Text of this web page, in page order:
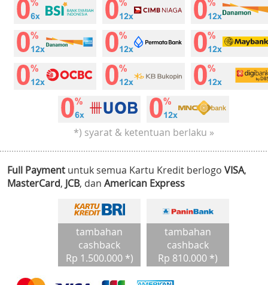
*) syarat & ketentuan berlaku »
Full Payment untuk semua Kartu Kredit berlogo VISA,
MasterCard, JCB, dan American Express
tambahan
cashback
Rp 1.500.000 *)
tambahan
cashback
Rp 810.000 *)